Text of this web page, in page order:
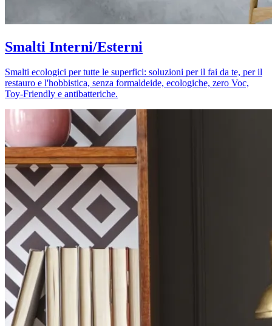
Smalti Interni/Esterni
Smalti ecologici per tutte le superfici: soluzioni per il fai da te, per il
restauro e l'hobbistica, senza formaldeide, ecologiche, zero Voc,
Toy-Friendly e antibatteriche.